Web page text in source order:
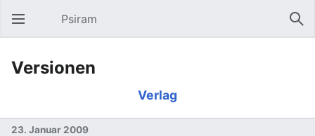
Hauptmenü öffnen Psiram
Versionen
Verlag
23. Januar 2009